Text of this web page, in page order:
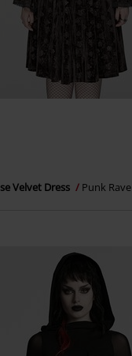
Velvet Dress Punk Rave